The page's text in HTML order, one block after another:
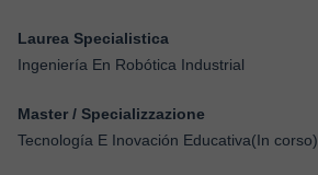
Laurea Specialistica
Ingeniería En Robótica Industrial
Master / Specializzazione
Tecnología E Inovación Educativa(In corso)